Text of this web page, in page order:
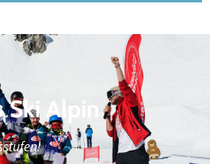
Ski Alpin